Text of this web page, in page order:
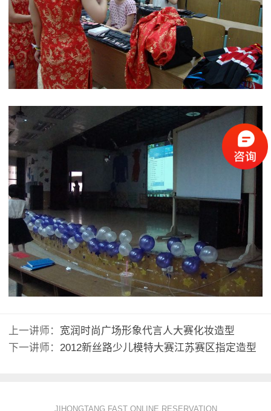
上一讲师： 宽润时尚广场形象代言人大赛化妆造型
下一讲师： 2012新丝路少儿模特大赛江苏赛区指定造型
JIHONGTANG FAST ONLINE RESERVATION